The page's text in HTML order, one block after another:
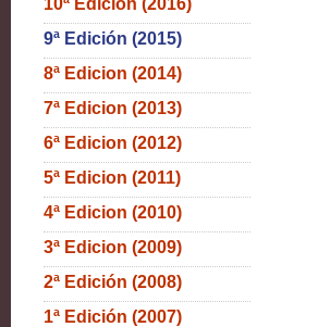
10ª Edición (2016)
9ª Edición (2015)
8ª Edicion (2014)
7ª Edicion (2013)
6ª Edicion (2012)
5ª Edicion (2011)
4ª Edicion (2010)
3ª Edicion (2009)
2ª Edición (2008)
1ª Edición (2007)